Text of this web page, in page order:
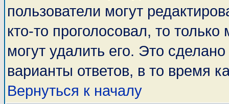
пользователи могут
кто-то проголосовал, то
могут удалить его. Это
варианты ответов, в то время
Вернуться к началу